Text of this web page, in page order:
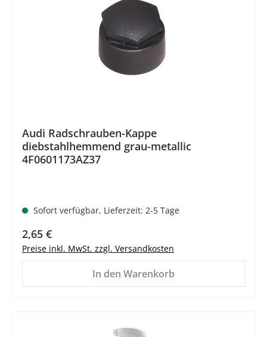
Audi Radschrauben-Kappe
diebstahlhemmend grau-metallic
4F0601173AZ37
Sofort verfügbar, Lieferzeit: 2-5 Tage
Regulärer Preis:
2,65 €
Preise inkl. MwSt. zzgl. Versandkosten
In den Warenkorb